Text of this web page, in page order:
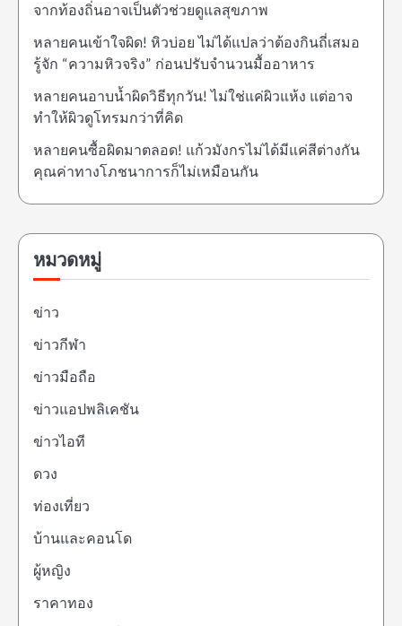
จากท้องถิ่นอาจเป็นตัวช่วยดูแลสุขภาพ
หลายคนเข้าใจผิด! หิวบ่อย ไม่ได้แปลว่าต้องกินถี่เสมอ
รู้จัก “ความหิวจริง” ก่อนปรับจำนวนมื้ออาหาร
หลายคนอาบน้ำผิดวิธีทุกวัน! ไม่ใช่แค่ผิวแห้ง แต่อาจ
ทำให้ผิวดูโทรมกว่าที่คิด
หลายคนซื้อผิดมาตลอด! แก้วมังกรไม่ได้มีแค่สีต่างกัน
คุณค่าทางโภชนาการก็ไม่เหมือนกัน
หมวดหมู่
ข่าว
ข่าวกีฬา
ข่าวมือถือ
ข่าวแอปพลิเคชัน
ข่าวไอที
ดวง
ท่องเที่ยว
บ้านและคอนโด
ผู้หญิง
ราคาทอง